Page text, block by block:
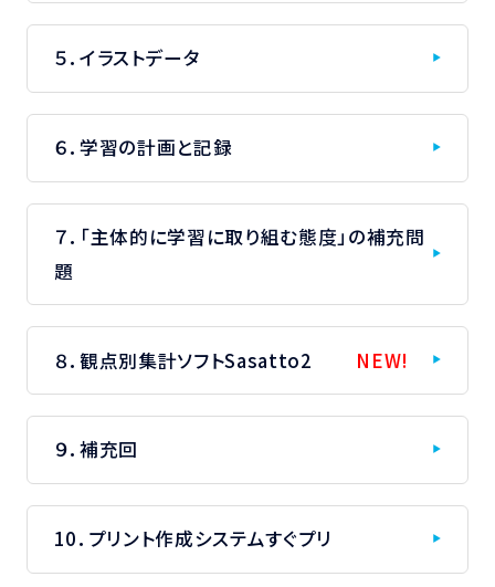
５．イラストデータ
６．学習の計画と記録
７．「主体的に学習に取り組む態度」の補充問
題
８．観点別集計ソフトSasatto2 NEW!
９．補充回
10．プリント作成システムすぐプリ